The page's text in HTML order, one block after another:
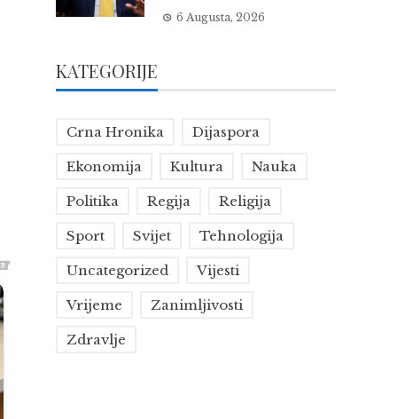
6 Augusta, 2026
KATEGORIJE
Crna Hronika Dijaspora
Ekonomija Kultura Nauka
Politika Regija Religija
Sport Svijet Tehnologija
Uncategorized Vijesti
Vrijeme Zanimljivosti
Zdravlje